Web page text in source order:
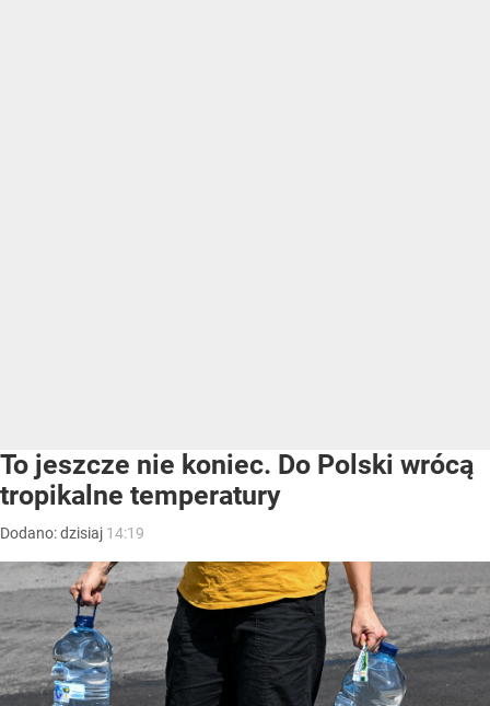
To jeszcze nie koniec. Do Polski wrócą
tropikalne temperatury
Dodano:dzisiaj 14:19